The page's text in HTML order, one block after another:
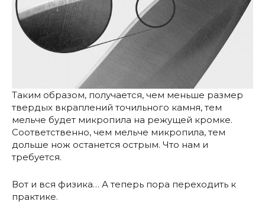
Таким образом, получается, чем меньше размер
твердых вкраплений точильного камня, тем
мельче будет микропила на режущей кромке.
Соответственно, чем мельче микропила, тем
дольше нож останется острым. Что нам и
требуется.
Вот и вся физика… А теперь пора переходить к
практике.